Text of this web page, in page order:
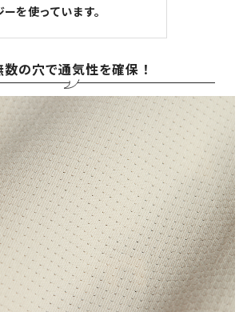
を使っています。
数の穴で通気性を確保！